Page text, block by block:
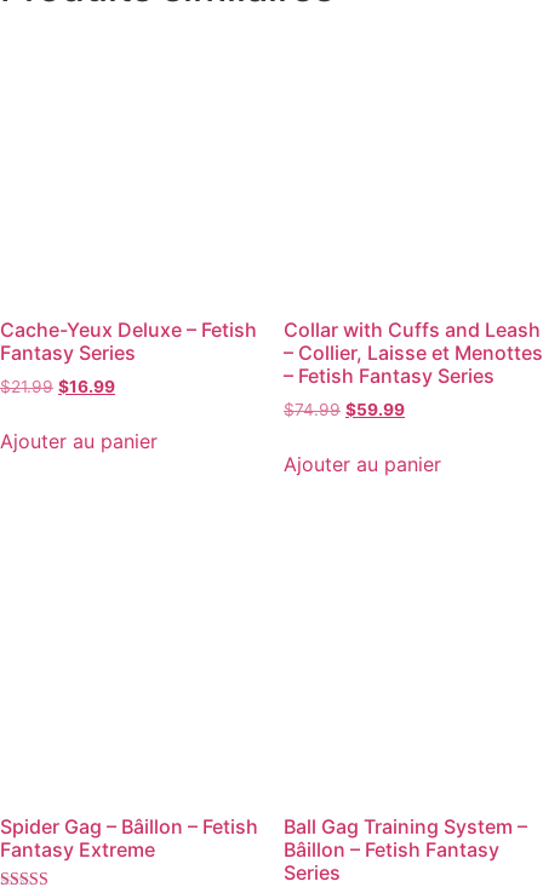
Cache-Yeux Deluxe – Fetish
Fantasy Series
$21.99 $16.99
Ajouter au panier
Collar with Cuffs and Leash
– Collier, Laisse et Menottes
– Fetish Fantasy Series
$74.99 $59.99
Ajouter au panier
Spider Gag – Bâillon – Fetish
Fantasy Extreme
Ball Gag Training System –
Bâillon – Fetish Fantasy
Series